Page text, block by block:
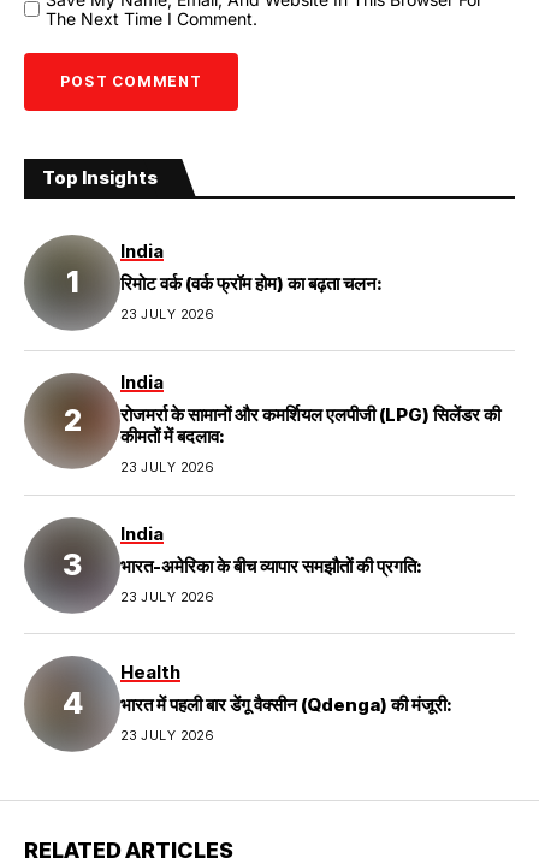
The Next Time I Comment.
Top Insights
India
रिमोट वर्क (वर्क फ्रॉम होम) का बढ़ता चलन:
23 JULY 2026
India
रोजमर्रा के सामानों और कमर्शियल एलपीजी (LPG) सिलेंडर की
कीमतों में बदलाव:
23 JULY 2026
India
भारत-अमेरिका के बीच व्यापार समझौतों की प्रगति:
23 JULY 2026
Health
भारत में पहली बार डेंगू वैक्सीन (Qdenga) की मंजूरी:
23 JULY 2026
RELATED ARTICLES